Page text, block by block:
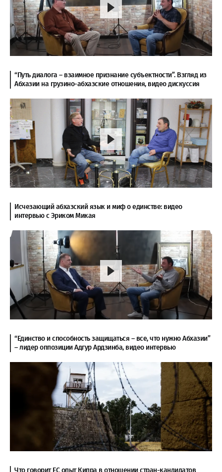
“Путь диалога – взаимное признание субъектности”. Взгляд из
Абхазии на грузино-абхазские отношения, видео дискуссия
Исчезающий абхазский язык и миф о единстве: видео
интервью с Эриком Микая
“Единство и способность защищаться – все, что нужно Абхазии”
– лидер оппозиции Адгур Ардзинба, видео интервью
Что говорит ЕС опыт Кипра в отношении стран-кандидатов